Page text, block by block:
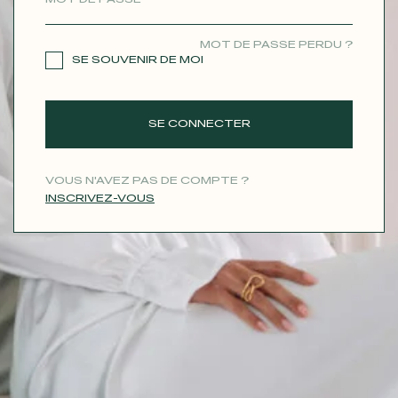
MOT DE PASSE PERDU ?
SE SOUVENIR DE MOI
SE CONNECTER
VOUS N'AVEZ PAS DE COMPTE ?
INSCRIVEZ-VOUS